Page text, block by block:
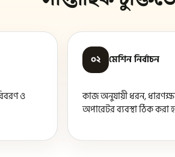
ও
০২ মেশিন নির্বাচন
কাজ অনুযায়ী ধরন,
অপারেটর ব্যবস্থা ঠিক করা